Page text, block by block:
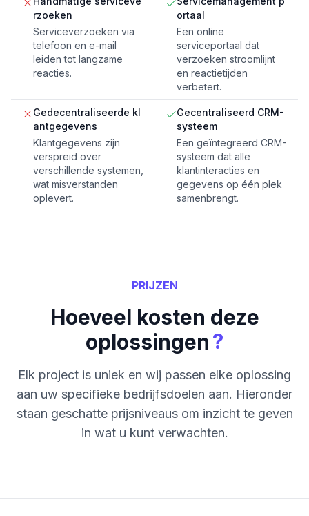
rzoeken
Serviceverzoeken via
telefoon en e-mail
leiden tot langzame
reacties.
ortaal
Een online
serviceportaal dat
verzoeken stroomlijnt
en reactietijden
verbetert.
Gedecentraliseerde kl
antgegevens
Klantgegevens zijn
verspreid over
verschillende systemen,
wat misverstanden
oplevert.
Gecentraliseerd CRM-
systeem
Een geïntegreerd CRM-
systeem dat alle
klantinteracties en
gegevens op één plek
samenbrengt.
PRIJZEN
Hoeveel kosten deze
oplossingen?
Elk project is uniek en wij passen elke oplossing
aan uw specifieke bedrijfsdoelen aan. Hieronder
staan geschatte prijsniveaus om inzicht te geven
in wat u kunt verwachten.